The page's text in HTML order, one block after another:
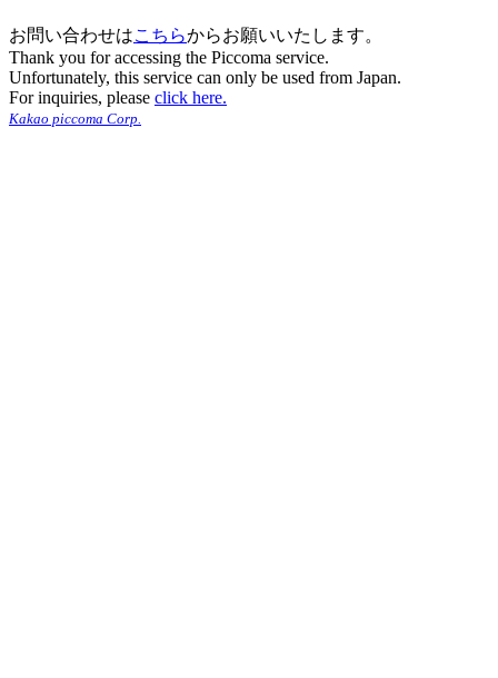
お問い合わせはこちらからお願いいたします。
Thank you for accessing the Piccoma service.
Unfortunately, this service can only be used from Japan.
For inquiries, please click here.
Kakao piccoma Corp.